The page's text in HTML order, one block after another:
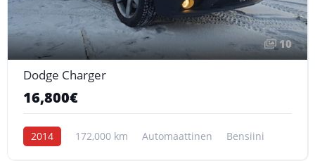
10
Dodge Charger
16,800€
2014 172,000 km Automaattinen Bensiini